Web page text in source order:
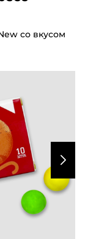
со вкусом